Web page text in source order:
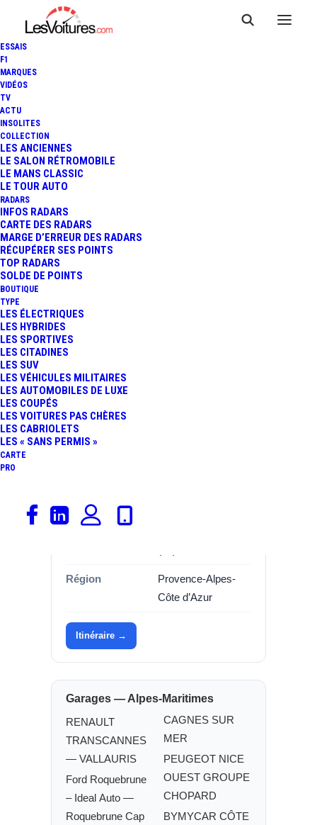
ESSAIS
F1
MARQUES
VIDÉOS
TV
ACTU
INSOLITES
COLLECTION
LES ANCIENNES
LE SALON RÉTROMOBILE
LE MANS CLASSIC
LE TOUR AUTO
RADARS
INFOS RADARS
CARTE DES RADARS
MARGE D’ERREUR DES RADARS
RÉCUPÉRER SES POINTS
TOP RADARS
SOLDE DE POINTS
BOUTIQUE
TYPE
LES ÉLECTRIQUES
LES HYBRIDES
LES SPORTIVES
LES CITADINES
LES SUV
LES VÉHICULES MILITAIRES
LES AUTOMOBILES DE LUXE
LES COUPÉS
LES VOITURES PAS CHÈRES
LES CABRIOLETS
LES « SANS PERMIS »
CARTE
PRO
Catégorie
Marque
Commune
Région
Provence-Alpes-
Côte d’Azur
Itinéraire →
Garages — Alpes-Maritimes
RENAULT
TRANSCANNES
— VALLAURIS
Ford Roquebrune
– Ideal Auto —
Roquebrune Cap
CAGNES SUR
MER
PEUGEOT NICE
OUEST GROUPE
CHOPARD
BYMYCAR CÔTE